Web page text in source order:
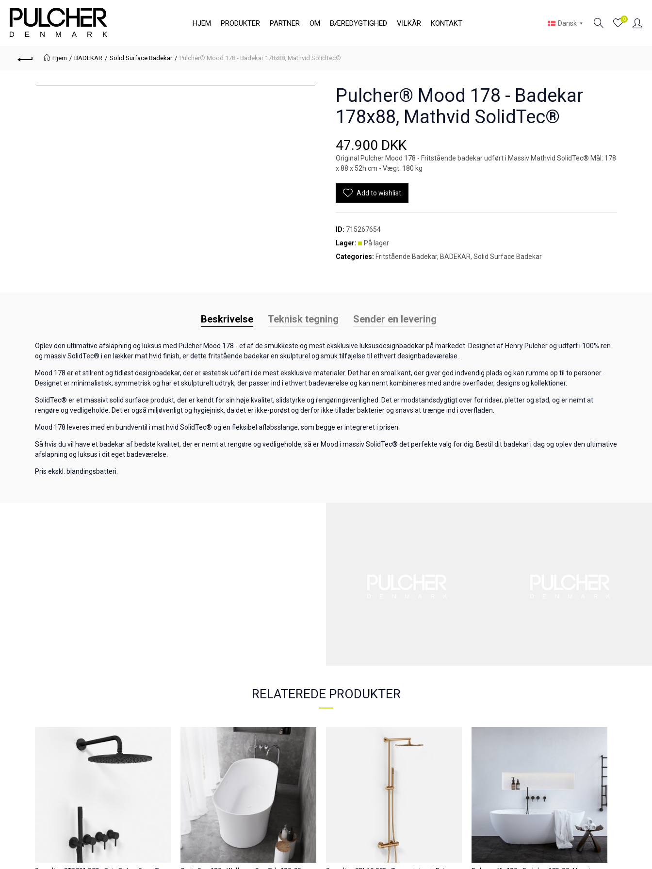
HJEM PRODUKTER PARTNER OM BÆREDYGTIGHED VILKÅR KONTAKT Dansk
0
Hjem BADEKAR Solid Surface Badekar Pulcher® Mood 178 - Badekar 178x88, Mathvid SolidTec®
Pulcher® Mood 178 - Badekar
178x88, Mathvid SolidTec®
47.900 DKK
Original Pulcher Mood 178 - Fritstående badekar udført i Massiv Mathvid SolidTec® Mål: 178
x 88 x 52h cm - Vægt: 180 kg
Add to wishlist
ID: 715267654
Lager:
På lager
Categories: Fritstående Badekar, BADEKAR, Solid Surface Badekar
Beskrivelse Teknisk tegning Sender en levering
Oplev den ultimative afslapning og luksus med Pulcher Mood 178 - et af de smukkeste og mest eksklusive luksusdesignbadekar på markedet. Designet af Henry Pulcher og udført i 100% ren
og massiv SolidTec® i en lækker mat hvid finish, er dette fritstående badekar en skulpturel og smuk tilføjelse til ethvert designbadeværelse.
Mood 178 er et stilrent og tidløst designbadekar, der er æstetisk udført i de mest eksklusive materialer. Det har en smal kant, der giver god indvendig plads og kan rumme op til to personer.
Designet er minimalistisk, symmetrisk og har et skulpturelt udtryk, der passer ind i ethvert badeværelse og kan nemt kombineres med andre overflader, designs og kollektioner.
SolidTec® er et massivt solid surface produkt, der er kendt for sin høje kvalitet, slidstyrke og rengøringsvenlighed. Det er modstandsdygtigt over for ridser, pletter og stød, og er nemt at
rengøre og vedligeholde. Det er også miljøvenligt og hygiejnisk, da det er ikke-porøst og derfor ikke tillader bakterier og snavs at trænge ind i overfladen.
Mood 178 leveres med en bundventil i mat hvid SolidTec® og en fleksibel afløbsslange, som begge er integreret i prisen.
Så hvis du vil have et badekar af bedste kvalitet, der er nemt at rengøre og vedligeholde, så er Mood i massiv SolidTec® det perfekte valg for dig. Bestil dit badekar i dag og oplev den ultimative
afslapning og luksus i dit eget badeværelse.
Pris ekskl. blandingsbatteri.
RELATEREDE PRODUKTER